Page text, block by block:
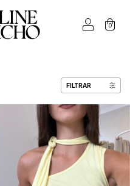
0
FILTRAR